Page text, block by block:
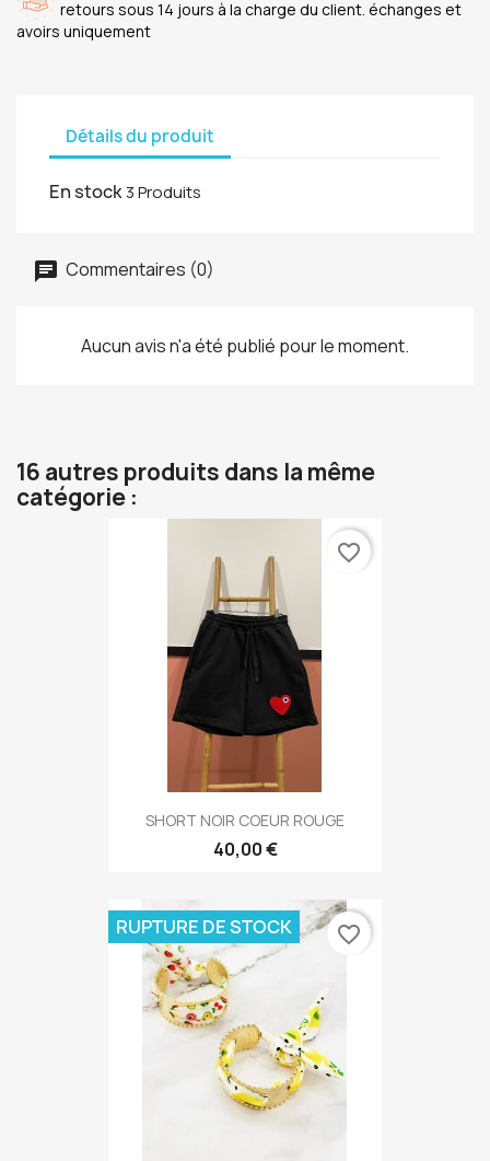
retours sous 14 jours à la charge du client. échanges et
avoirs uniquement
Détails du produit
En stock3 Produits
Commentaires (0)
Aucun avis n'a été publié pour le moment.
16 autres produits dans la même
catégorie :
SHORT NOIR COEUR ROUGE
40,00 €
favorite_border
RUPTURE DE STOCK favorite_border